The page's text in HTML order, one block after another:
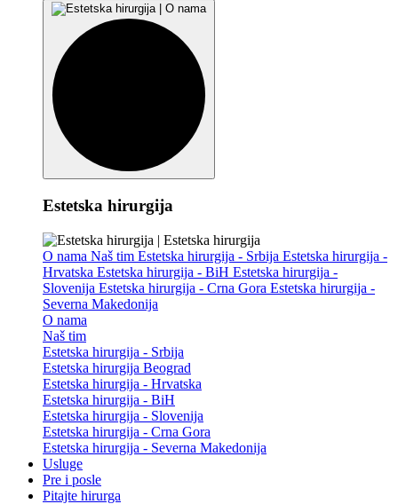
Estetska hirurgija
O nama Naš tim Estetska hirurgija - Srbija Estetska hirurgija -
Hrvatska Estetska hirurgija - BiH Estetska hirurgija -
Slovenija Estetska hirurgija - Crna Gora Estetska hirurgija -
Severna Makedonija
O nama
Naš tim
Estetska hirurgija - Srbija
Estetska hirurgija Beograd
Estetska hirurgija - Hrvatska
Estetska hirurgija - BiH
Estetska hirurgija - Slovenija
Estetska hirurgija - Crna Gora
Estetska hirurgija - Severna Makedonija
Usluge
Pre i posle
Pitajte hirurga